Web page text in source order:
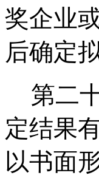
奖企业
后确定
第二
定结果
以书面